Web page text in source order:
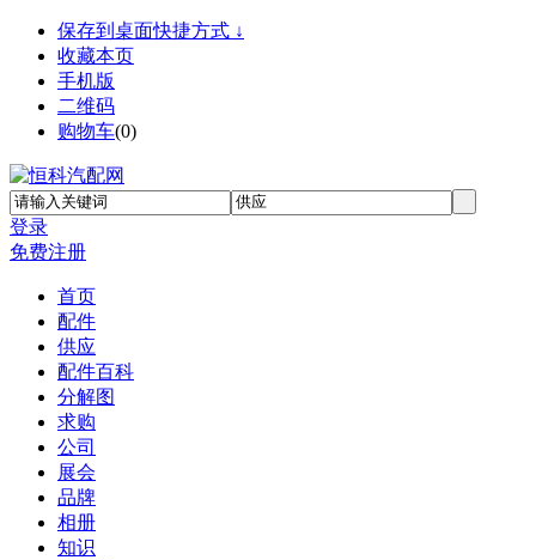
保存到桌面快捷方式 ↓
收藏本页
手机版
二维码
购物车(0)
登录
免费注册
首页
配件
供应
配件百科
分解图
求购
公司
展会
品牌
相册
知识